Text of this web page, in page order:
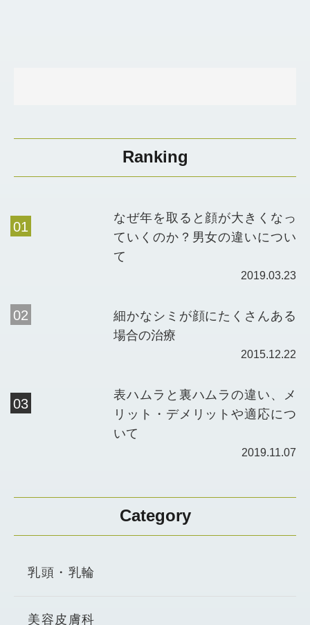
Ranking
なぜ年を取ると顔が大きくなっ
ていくのか？男女の違いについ
て
2019.03.23
細かなシミが顔にたくさんある
場合の治療
2015.12.22
表ハムラと裏ハムラの違い、メ
リット・デメリットや適応につ
いて
2019.11.07
Category
乳頭・乳輪
美容皮膚科